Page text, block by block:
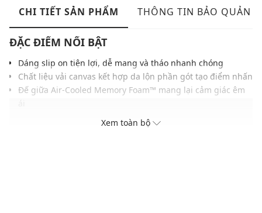
CHI TIẾT SẢN PHẨM THÔNG TIN BẢO QUẢN
ĐẶC ĐIỂM NỔI BẬT
Dáng slip on tiện lợi, dễ mang và tháo nhanh chóng
Chất liệu vải canvas kết hợp da lộn phần gót tạo điểm nhấn
Đế giữa Air-Cooled Memory Foam™ mang lại cảm giác êm
Đế ngoài cao su linh hoạt, tăng độ bám, độ bền khi di
Xem toàn bộ